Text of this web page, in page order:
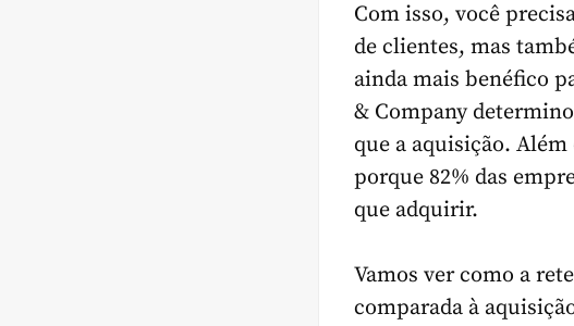
Com isso, você
de clientes, mas
ainda mais benéfico
& Company
que a aquisição.
porque 82% das
que adquirir.
Vamos ver como a
comparada à